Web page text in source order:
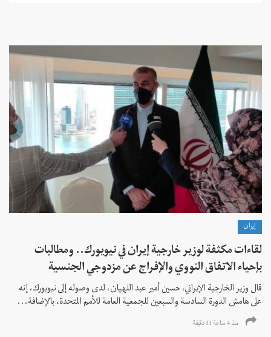
إيران
لقاءات مكثفة لوزير خارجية إيران في نيويورك.. ومطالبات
بإحياء الاتفاق النووي والإفراج عن مزدوجي الجنسية
قال وزير الخارجية الإيراني، حسين أمير عبد اللهيان، لدى وصوله إلى نيويورك، إنه
على هامش الدورة السادسة والسبعين للجمعية العامة للأمم المتحدة، بالإضافة...
منذ 4 ساعة 33 دقیقة